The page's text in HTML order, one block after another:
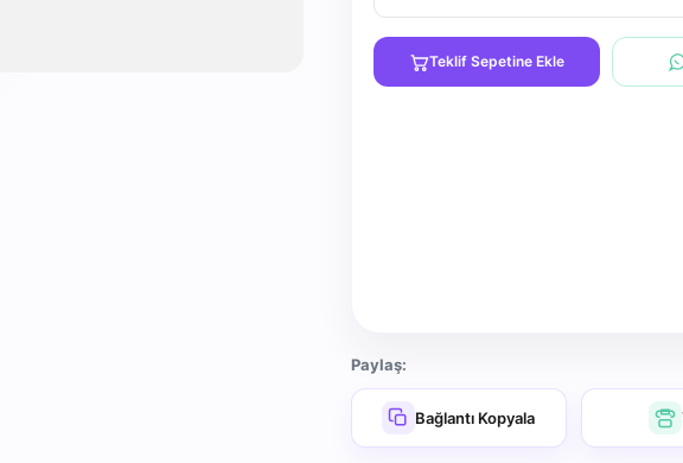
Teklif Sepetine Ekle
Paylaş:
Bağlantı Kopyala